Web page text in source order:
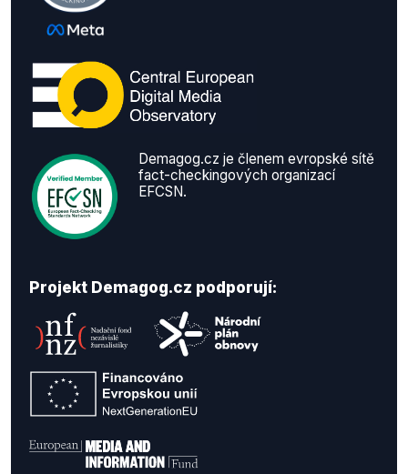
Demagog.cz je členem evropské sítě
fact-checkingových organizací
EFCSN.
Projekt Demagog.cz podporují: